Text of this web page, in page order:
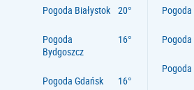
Pogoda Białystok
Pogoda
Bydgoszcz
Pogoda Gdańsk